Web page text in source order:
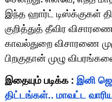
இந்த ஹார்ட் டிஸ்க்குகள்
குறித்துத் தீவிர
காவல்துறை விசாரணை
பிறகுதான் முழு
இதையும் படிக்க : இனி
திட்டங்கள்.. மாவட்ட